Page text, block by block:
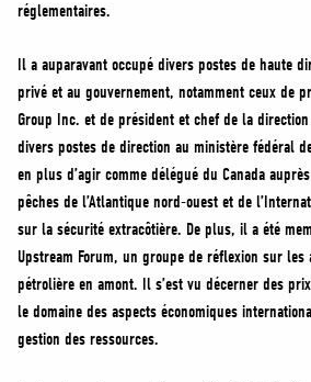
réglementaires.
Il a auparavant occupé divers postes de haute
privé et au gouvernement, notamment ceux de
Group Inc. et de président et chef de la
divers postes de direction au ministère fédéral
en plus d’agir comme délégué du Canada
pêches de l’Atlantique nord-ouest et de
sur la sécurité extracôtière. De plus, il a été
Upstream Forum, un groupe de réflexion sur les
pétrolière en amont. Il s’est vu décerner des
le domaine des aspects économiques
gestion des ressources.